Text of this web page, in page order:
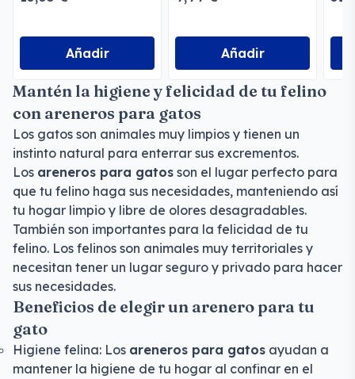
Añadir Añadir
Mantén la higiene y felicidad de tu felino
con areneros para gatos
Los gatos son animales muy limpios y tienen un
instinto natural para enterrar sus excrementos.
Los areneros para gatos son el lugar perfecto para
que tu felino haga sus necesidades, manteniendo así
tu hogar limpio y libre de olores desagradables.
También son importantes para la felicidad de tu
felino. Los felinos son animales muy territoriales y
necesitan tener un lugar seguro y privado para hacer
sus necesidades.
Beneficios de elegir un arenero para tu
gato
Higiene felina: Los areneros para gatos ayudan a
mantener la higiene de tu hogar al confinar en el